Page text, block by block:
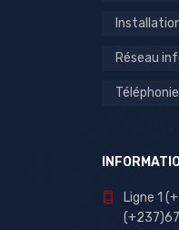
Réseau
Ligne 1